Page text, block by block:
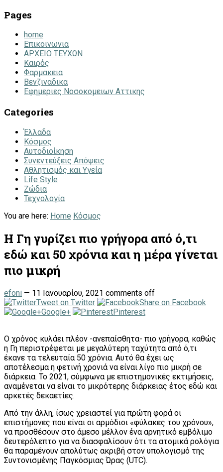
Pages
home
Επικοινωνια
ΑΡΧΕΙΟ ΤΕΥΧΩΝ
Καιρός
Φαρμακεια
Βενζιναδικα
Εφημεριες Νοσοκομειων Αττικης
Categories
Έλλαδα
Κόσμος
Αυτοδιοίκηση
Συνεντεύξεις Απόψεις
Αθλητισμός και Υγεία
Life Style
Ζώδια
Τεχνολογία
You are here: Home Κόσμος
Η Γη γυρίζει πιο γρήγορα από ό,τι
εδώ και 50 χρόνια και η μέρα γίνεται
πιο μικρή
efoni — 11 Ιανουαρίου, 2021 comments off
Tweet on Twitter
Share on Facebook
Google+
Pinterest
Ο χρόνος κυλάει πλέον -ανεπαίσθητα- πιο γρήγορα, καθώς
η Γη περιστρέφεται με μεγαλύτερη ταχύτητα από ό,τι
έκανε τα τελευταία 50 χρόνια. Αυτό θα έχει ως
αποτέλεσμα η φετινή χρονιά να είναι λίγο πιο μικρή σε
διάρκεια. Το 2021, σύμφωνα με επιστημονικές εκτιμήσεις,
αναμένεται να είναι το μικρότερης διάρκειας έτος εδώ και
αρκετές δεκαετίες.
Από την άλλη, ίσως χρειαστεί για πρώτη φορά οι
επιστήμονες που είναι οι αρμόδιοι «φύλακες του χρόνου»,
να προσθέσουν στο άμεσο μέλλον ένα αρνητικό εμβόλιμο
δευτερόλεπτο για να διασφαλίσουν ότι τα ατομικά ρολόγια
θα παραμένουν απολύτως ακριβή στον υπολογισμό της
Συντονισμένης Παγκόσμιας Ώρας (UTC).